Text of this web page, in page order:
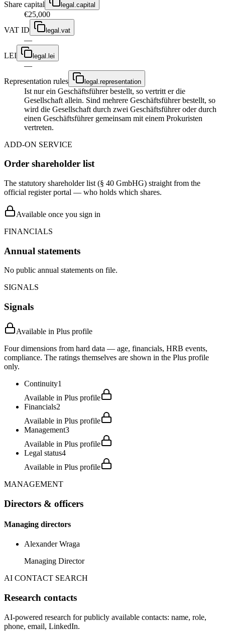
Share capital legal.capital
€25,000
VAT ID
legal.vat
—
LEI
legal.lei
—
Representation rules
legal.representation
Ist nur ein Geschäftsführer bestellt, so vertritt er die
Gesellschaft allein. Sind mehrere Geschäftsführer bestellt, so
wird die Gesellschaft durch zwei Geschäftsführer oder durch
einen Geschäftsführer gemeinsam mit einem Prokuristen
vertreten.
ADD-ON SERVICE
Order shareholder list
The statutory shareholder list (§ 40 GmbHG) straight from the
official register portal — who holds which shares.
Available once you sign in
FINANCIALS
Annual statements
No public annual statements on file.
SIGNALS
Signals
Available in Plus profile
Four dimensions from hard data — age, financials, HRB events,
compliance. The ratings themselves are shown in the Plus profile
only.
Continuity1
Available in Plus profile
Financials2
Available in Plus profile
Management3
Available in Plus profile
Legal status4
Available in Plus profile
MANAGEMENT
Directors & officers
Managing directors
Alexander Wraga
Managing Director
AI CONTACT SEARCH
Research contacts
AI-powered research for publicly available contacts: name, role,
phone, email, LinkedIn.